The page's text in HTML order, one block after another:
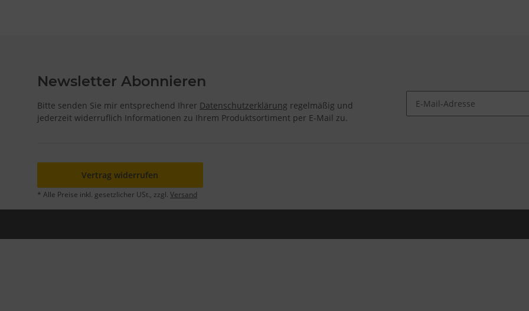
Newsletter Abonnieren
Bitte senden Sie mir entsprechend Ihrer Datenschutzerklärung regelmäßig und
jederzeit widerruflich Informationen zu Ihrem Produktsortiment per E-Mail zu.
Vertrag widerrufen
* Alle Preise inkl. gesetzlicher USt., zzgl. Versand